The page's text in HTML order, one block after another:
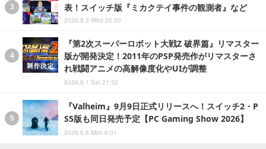
表！スイッチ版『ミカクテイ事件の観測者』など
2026.8.5 Wed 20:20
『第2次スーパーロボット大戦Z 破界篇』リマスター
版が開発決定！2011年のPSP発売作がリマスターさ
れ戦闘アニメの高解像度化やUIが調整
2026.8.1 Sat 21:32
『Valheim』9月9日正式リリースへ！スイッチ2・P
S5版も同日発売予定【PC Gaming Show 2026】
2026.6.8 Mon 6:01